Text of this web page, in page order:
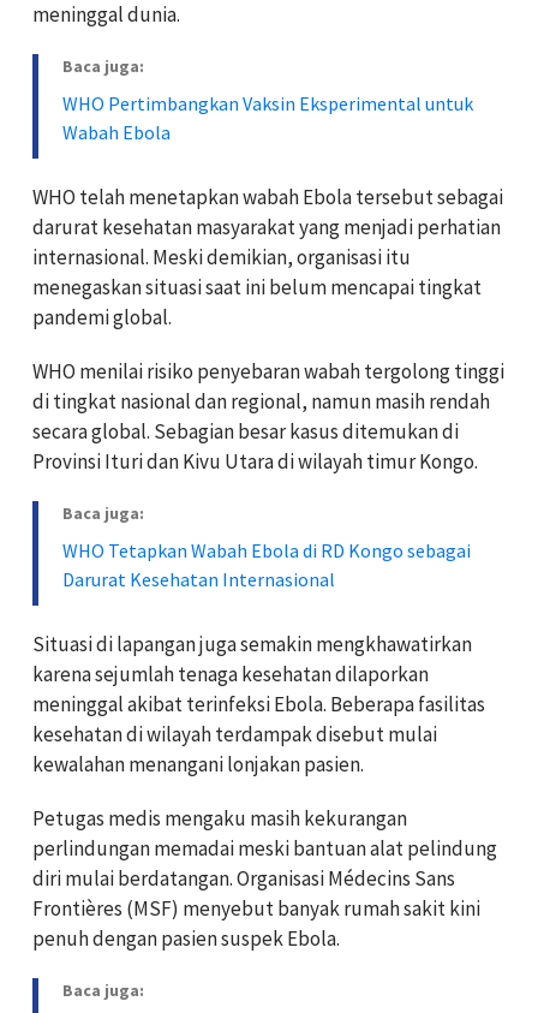
meninggal dunia.
Baca juga:
WHO Pertimbangkan Vaksin Eksperimental untuk
Wabah Ebola
WHO telah menetapkan wabah Ebola tersebut sebagai
darurat kesehatan masyarakat yang menjadi perhatian
internasional. Meski demikian, organisasi itu
menegaskan situasi saat ini belum mencapai tingkat
pandemi global.
WHO menilai risiko penyebaran wabah tergolong tinggi
di tingkat nasional dan regional, namun masih rendah
secara global. Sebagian besar kasus ditemukan di
Provinsi Ituri dan Kivu Utara di wilayah timur Kongo.
Baca juga:
WHO Tetapkan Wabah Ebola di RD Kongo sebagai
Darurat Kesehatan Internasional
Situasi di lapangan juga semakin mengkhawatirkan
karena sejumlah tenaga kesehatan dilaporkan
meninggal akibat terinfeksi Ebola. Beberapa fasilitas
kesehatan di wilayah terdampak disebut mulai
kewalahan menangani lonjakan pasien.
Petugas medis mengaku masih kekurangan
perlindungan memadai meski bantuan alat pelindung
diri mulai berdatangan. Organisasi Médecins Sans
Frontières (MSF) menyebut banyak rumah sakit kini
penuh dengan pasien suspek Ebola.
Baca juga: